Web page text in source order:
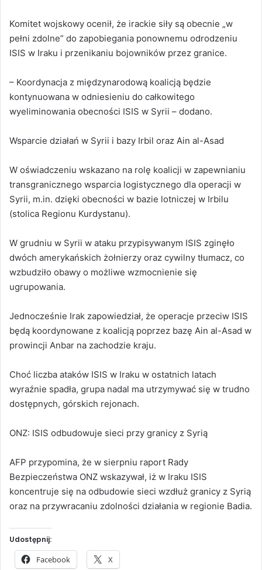
Komitet wojskowy ocenił, że irackie siły są obecnie „w
pełni zdolne” do zapobiegania ponownemu odrodzeniu
ISIS w Iraku i przenikaniu bojowników przez granice.
– Koordynacja z międzynarodową koalicją będzie
kontynuowana w odniesieniu do całkowitego
wyeliminowania obecności ISIS w Syrii – dodano.
Wsparcie działań w Syrii i bazy Irbil oraz Ain al-Asad
W oświadczeniu wskazano na rolę koalicji w zapewnianiu
transgranicznego wsparcia logistycznego dla operacji w
Syrii, m.in. dzięki obecności w bazie lotniczej w Irbilu
(stolica Regionu Kurdystanu).
W grudniu w Syrii w ataku przypisywanym ISIS zginęło
dwóch amerykańskich żołnierzy oraz cywilny tłumacz, co
wzbudziło obawy o możliwe wzmocnienie się
ugrupowania.
Jednocześnie Irak zapowiedział, że operacje przeciw ISIS
będą koordynowane z koalicją poprzez bazę Ain al-Asad w
prowincji Anbar na zachodzie kraju.
Choć liczba ataków ISIS w Iraku w ostatnich latach
wyraźnie spadła, grupa nadal ma utrzymywać się w trudno
dostępnych, górskich rejonach.
ONZ: ISIS odbudowuje sieci przy granicy z Syrią
AFP przypomina, że w sierpniu raport Rady
Bezpieczeństwa ONZ wskazywał, iż w Iraku ISIS
koncentruje się na odbudowie sieci wzdłuż granicy z Syrią
oraz na przywracaniu zdolności działania w regionie Badia.
Udostępnij:
Facebook X